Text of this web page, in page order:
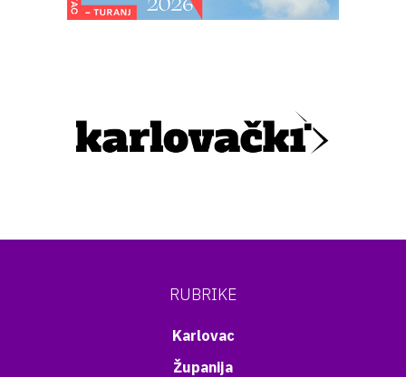
RUBRIKE
Karlovac
Županija